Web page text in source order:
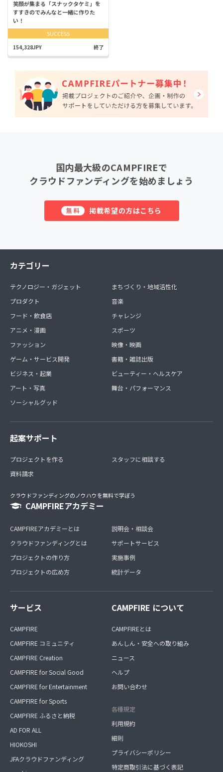
笑顔が集まる「スナックタケミ」を
すすきのでみんなと一緒に作りた
い！
SUCCESS
154,328JPY 終了
国内最大級のCAMPFIREで
クラウドファンディングを始めましょう
無料 掲載希望の方はこちら
カテゴリー
テクノロジー・ガジェット
プロダクト
フード・飲食店
アニメ・漫画
ファッション
ゲーム・サービス開発
ビジネス・起業
アート・写真
ソーシャルグッド
まちづくり・地域活性化
音楽
チャレンジ
スポーツ
映像・映画
書籍・雑誌出版
ビューティー・ヘルスケア
舞台・パフォーマンス
起案サポート
プロジェクトを作る
資料請求
スタッフに相談する
クラウドファンディングのノウハウを無料で学ぼう
CAMPFIREアカデミー
CAMPFIREアカデミーとは
クラウドファンディングとは
プロジェクトの作り方
プロジェクトの広め方
説明会・相談会
サポートサービス
実施事例
統計データ
サービス
CAMPFIRE
CAMPFIRE コミュニティ
CAMPFIRE Creation
CAMPFIRE for Social Good
CAMPFIRE for Entertainment
CAMPFIRE for Sports
CAMPFIRE ふるさと納税
AD FOR ALL
HIOKOSHI
JFAクラウドファンディング
CAMPFIRE について
CAMPFIREとは
あんしん・安全への取り組み
ニュース
ヘルプ
お問い合わせ
各種規定
利用規約
細則
プライバシーポリシー
特定商取引法に基づく表記